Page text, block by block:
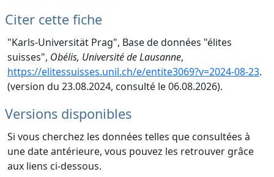
Citer cette fiche
"Karls-Universität Prag", Base de données "élites
suisses", Obélis, Université de Lausanne,
https://elitessuisses.unil.ch/e/entite3069?v=2024-08-23.
(version du 23.08.2024, consulté le 06.08.2026).
Versions disponibles
Si vous cherchez les données telles que consultées à
une date antérieure, vous pouvez les retrouver grâce
aux liens ci-dessous.